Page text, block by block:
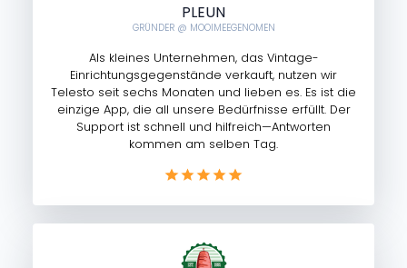
PLEUN
GRÜNDER @ MOOIMEEGENOMEN
Als kleines Unternehmen, das Vintage-
Einrichtungsgegenstände verkauft, nutzen wir
Telesto seit sechs Monaten und lieben es. Es ist die
einzige App, die all unsere Bedürfnisse erfüllt. Der
Support ist schnell und hilfreich—Antworten
kommen am selben Tag.